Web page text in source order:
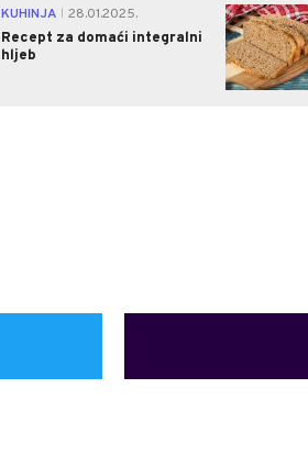
KUHINJA
28.01.2025.
Recept za domaći integralni
hljeb